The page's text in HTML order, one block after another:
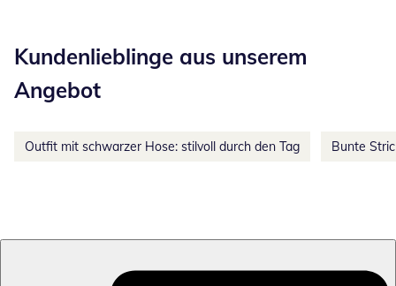
Kundenlieblinge aus unserem
Angebot
Outfit mit schwarzer Hose: stilvoll durch den Tag Bunte